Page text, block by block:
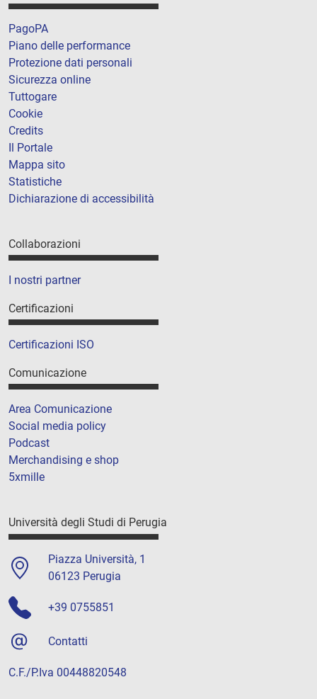
PagoPA
Piano delle performance
Protezione dati personali
Sicurezza online
Tuttogare
Cookie
Credits
Il Portale
Mappa sito
Statistiche
Dichiarazione di accessibilità
Collaborazioni
I nostri partner
Certificazioni
Certificazioni ISO
Comunicazione
Area Comunicazione
Social media policy
Podcast
Merchandising e shop
5xmille
Università degli Studi di Perugia
Piazza Università, 1
06123 Perugia
+39 0755851
Contatti
C.F./P.Iva 00448820548